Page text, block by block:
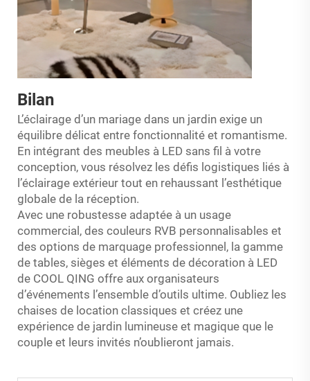
Bilan
L’éclairage d’un mariage dans un jardin exige un
équilibre délicat entre fonctionnalité et romantisme.
En intégrant des meubles à LED sans fil à votre
conception, vous résolvez les défis logistiques liés à
l’éclairage extérieur tout en rehaussant l’esthétique
globale de la réception.
Avec une robustesse adaptée à un usage
commercial, des couleurs RVB personnalisables et
des options de marquage professionnel, la gamme
de tables, sièges et éléments de décoration à LED
de COOL QING offre aux organisateurs
d’événements l’ensemble d’outils ultime. Oubliez les
chaises de location classiques et créez une
expérience de jardin lumineuse et magique que le
couple et leurs invités n’oublieront jamais.